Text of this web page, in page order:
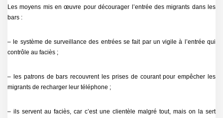
Les moyens mis en œuvre pour décourager l’entrée des migrants dans les
bars :
– le système de surveillance des entrées se fait par un vigile à l’entrée qui
contrôle au faciès ;
– les patrons de bars recouvrent les prises de courant pour empêcher les
migrants de recharger leur téléphone ;
– ils servent au faciès, car c’est une clientèle malgré tout, mais on la sert